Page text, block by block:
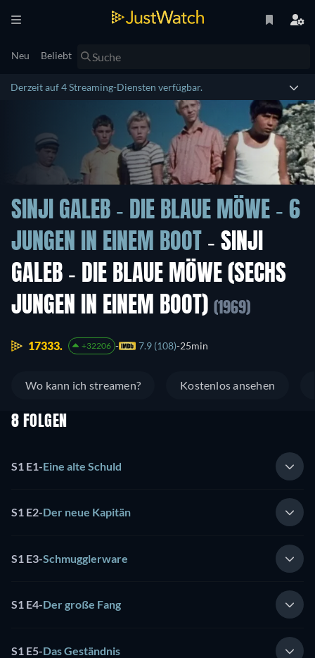
Neu Beliebt
Derzeit auf 4 Streaming-Diensten verfügbar.
SINJI GALEB - DIE BLAUE MÖWE - 6
JUNGEN IN EINEM BOOT
- SINJI
GALEB - DIE BLAUE MÖWE (SECHS
JUNGEN IN EINEM BOOT) (1969)
17333. +32206 7.9 (108) 25min
Wo kann ich streamen? Kostenlos ansehen
8 FOLGEN
S1 E1-Eine alte Schuld
S1 E2-Der neue Kapitän
S1 E3-Schmugglerware
S1 E4-Der große Fang
S1 E5-Das Geständnis